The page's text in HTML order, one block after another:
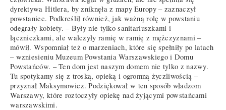
dyrektywa Hitlera, by zniknęła z mapy Europy – zaznaczył
powstaniec. Podkreślił również, jak ważną rolę w powstaniu
odegrały kobiety. – Były nie tylko sanitariuszkami i
łączniczkami, ale walczyły ramię w ramię z mężczyznami –
mówił. Wspomniał też o marzeniach, które się spełniły po latach
– wzniesieniu Muzeum Powstania Warszawskiego i Domu
Powstańców. – Ten dom jest naszym domem nie tylko z nazwy.
Tu spotykamy się z troską, opieką i ogromną życzliwością –
przyznał Maksymowicz. Podziękował w ten sposób władzom
Warszawy, które roztoczyły opiekę nad żyjącymi powstańcami
warszawskimi.